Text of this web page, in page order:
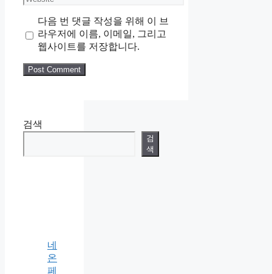
다음 번 댓글 작성을 위해 이 브
라우저에 이름, 이메일, 그리고
웹사이트를 저장합니다.
검색
검
색
네
온
페